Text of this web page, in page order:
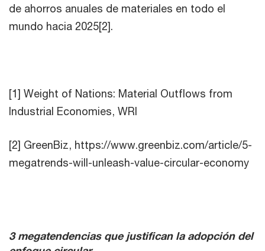
de ahorros anuales de materiales en todo el
mundo hacia 2025[2].
[1] Weight of Nations: Material Outflows from
Industrial Economies, WRI
[2] GreenBiz, https://www.greenbiz.com/article/5-
megatrends-will-unleash-value-circular-economy
3 megatendencias que justifican la adopción del